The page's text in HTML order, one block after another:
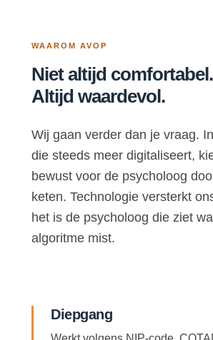
WAAROM AVOP
Niet altijd comfortabel.
Altijd waardevol.
Wij gaan verder dan je vraag.
die steeds meer digitaliseert,
bewust voor de psycholoog
keten. Technologie versterkt
het is de psycholoog die ziet
algoritme mist.
Diepgang